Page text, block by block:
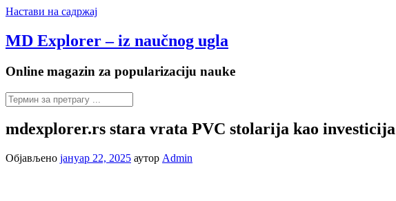
Настави на садржај
MD Explorer – iz naučnog ugla
Online magazin za popularizaciju nauke
mdexplorer.rs stara vrata PVC stolarija kao investicija
Објављено јануар 22, 2025 аутор Admin